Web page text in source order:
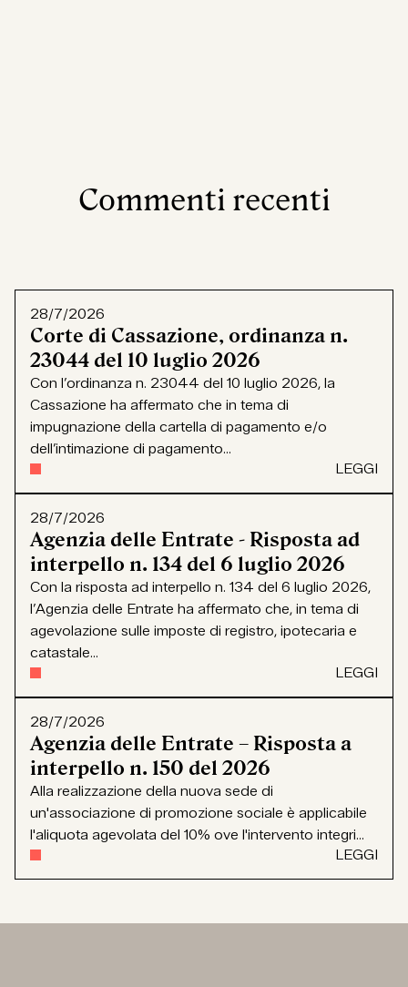
Commenti recenti
28/7/2026
Corte di Cassazione, ordinanza n.
23044 del 10 luglio 2026
Con l’ordinanza n. 23044 del 10 luglio 2026, la
Cassazione ha affermato che in tema di
impugnazione della cartella di pagamento e/o
dell’intimazione di pagamento...
LEGGI
28/7/2026
Agenzia delle Entrate - Risposta ad
interpello n. 134 del 6 luglio 2026
Con la risposta ad interpello n. 134 del 6 luglio 2026,
l’Agenzia delle Entrate ha affermato che, in tema di
agevolazione sulle imposte di registro, ipotecaria e
catastale...
LEGGI
28/7/2026
Agenzia delle Entrate – Risposta a
interpello n. 150 del 2026
Alla realizzazione della nuova sede di
un'associazione di promozione sociale è applicabile
l'aliquota agevolata del 10% ove l'intervento integri...
LEGGI